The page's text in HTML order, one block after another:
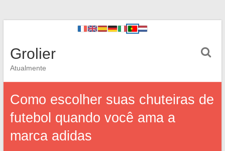
Grolier
Atualmente
Como escolher suas chuteiras de
futebol quando você ama a
marca adidas